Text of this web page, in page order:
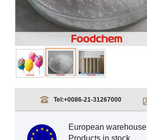
Tel:+0086-21-31267000
European warehouse
Products in stock